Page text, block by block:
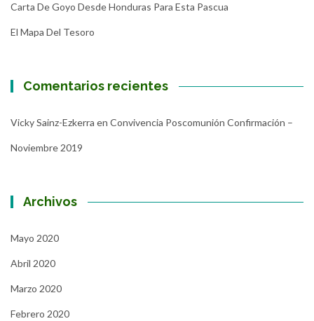
Carta De Goyo Desde Honduras Para Esta Pascua
El Mapa Del Tesoro
Comentarios recientes
Vicky Sainz-Ezkerra en Convivencia Poscomunión Confirmación –
Noviembre 2019
Archivos
Mayo 2020
Abril 2020
Marzo 2020
Febrero 2020